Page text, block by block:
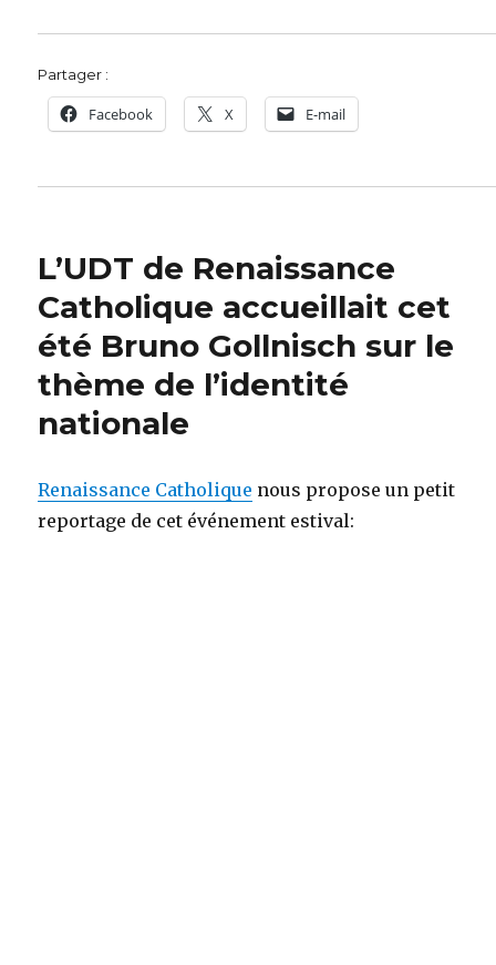
Partager :
Facebook X E-mail
L’UDT de Renaissance
Catholique accueillait cet
été Bruno Gollnisch sur le
thème de l’identité
nationale
Renaissance Catholique nous propose un petit
reportage de cet événement estival: